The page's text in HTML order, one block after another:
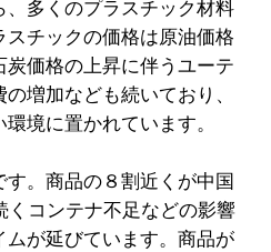
、多くのプラスチック材料
チックの価格は原油価格
価格の上昇に伴うユーテ
増加なども続いており、
境に置かれています。
す。商品の８割近くが中国
くコンテナ不足などの影響
ムが延びています。商品が